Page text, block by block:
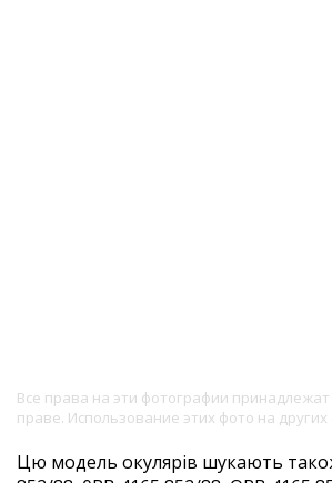
Все права на эти фотографии
праве. Использование этих фото на
Цю модель окулярів шукають